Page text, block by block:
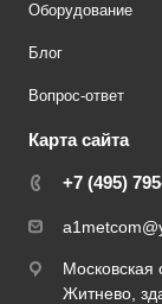
Оборудование
Блог
Вопрос-ответ
Карта сайта
+7 (495)
Московская
Житнево,